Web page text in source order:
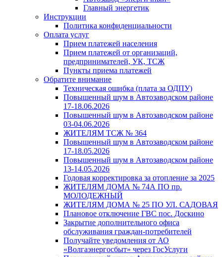
Главный энергетик
Инструкции
Политика конфиденциальности
Оплата услуг
Прием платежей населения
Прием платежей от организаций,
предпринимателей, УК, ТСЖ
Пункты приема платежей
Обратите внимание
Техническая ошибка (плата за ОДПУ)
Повышенный шум в Автозаводском районе
17-18.06.2026
Повышенный шум в Автозаводском районе
03-04.06.2026
ЖИТЕЛЯМ ТСЖ № 364
Повышенный шум в Автозаводском районе
17-18.05.2026
Повышенный шум в Автозаводском районе
13-14.05.2026
Годовая корректировка за отопление за 2025
ЖИТЕЛЯМ ДОМА № 74А ПО пр.
МОЛОДЕЖНЫЙ
ЖИТЕЛЯМ ДОМА № 25 ПО УЛ. САДОВАЯ
Плановое отключение ГВС пос. Доскино
Закрытие дополнительного офиса
обслуживания граждан-потребителей
Получайте уведомления от АО
«Волгаэнергосбыт» через ГосУслуги